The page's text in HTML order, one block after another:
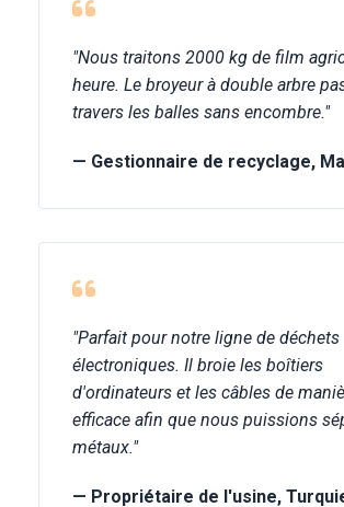
"Nous traitons 2000 kg de film
heure. Le broyeur à double arbre
travers les balles sans encombre."
— Gestionnaire de recyclage,
"Parfait pour notre ligne de déchets
électroniques. Il broie les boîtiers
d'ordinateurs et les câbles de
efficace afin que nous puissions
métaux."
— Propriétaire de l'usine,